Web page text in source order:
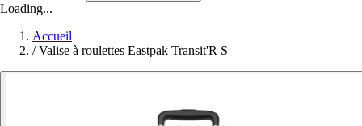
Loading...
Accueil
/ Valise à roulettes Eastpak Transit'R S